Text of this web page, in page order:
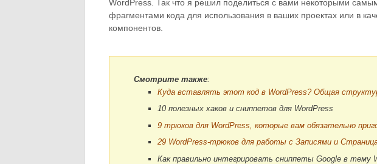
WordPress. Так что я решил поделиться с вами некоторыми
фрагментами кода для использования в ваших проектах или в
компонентов.
Смотрите также:
Куда вставлять этот код в WordPress? Общая
10 полезных хаков и сниппетов для WordPress
9 трюков для WordPress, которые вам обязательно
29 WordPress-трюков для работы с Записями и
Как правильно интегрировать сниппеты Google в тему